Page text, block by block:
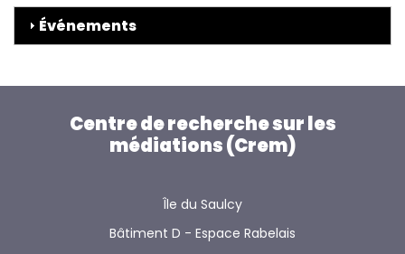
Événements
Centre de recherche sur les
médiations (Crem)
Île du Saulcy
Bâtiment D - Espace Rabelais